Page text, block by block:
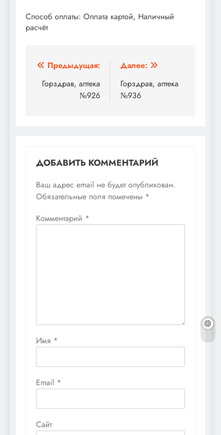
Способ оплаты: Оплата картой, Наличный
расчёт
Навигация
по
записям
Предыдущая:
Горздрав, аптека
№926
Далее:
Горздрав, аптека
№936
ДОБАВИТЬ КОММЕНТАРИЙ
Ваш адрес email не будет опубликован.
Обязательные поля помечены *
Комментарий *
Имя *
Email *
Сайт